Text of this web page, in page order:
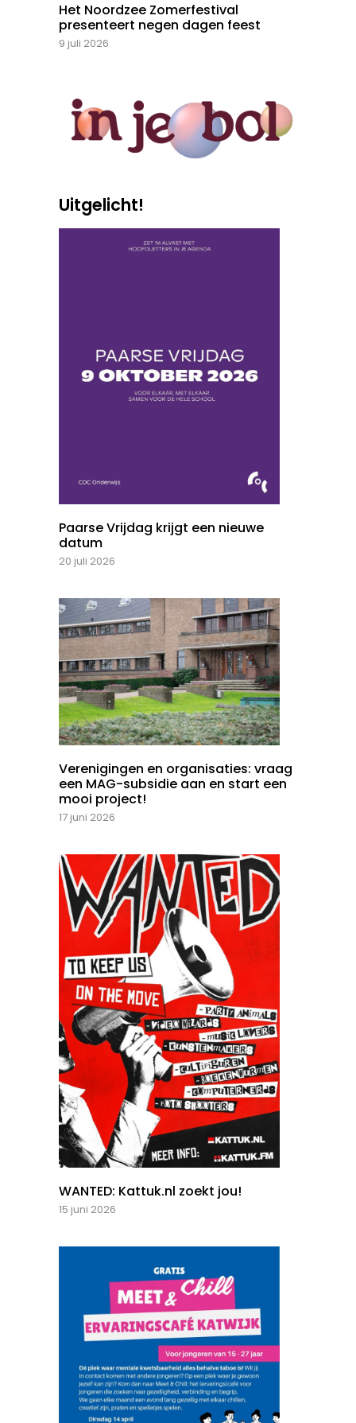
Het Noordzee Zomerfestival
presenteert negen dagen feest
9 juli 2026
Uitgelicht!
Paarse Vrijdag krijgt een nieuwe
datum
20 juli 2026
Verenigingen en organisaties: vraag
een MAG-subsidie aan en start een
mooi project!
17 juni 2026
WANTED: Kattuk.nl zoekt jou!
15 juni 2026